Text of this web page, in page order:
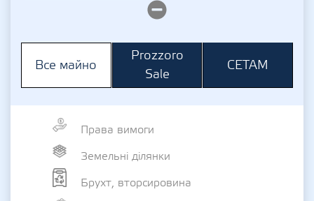
Все майно
Prozzoro
Sale
СЕТАМ
Права вимоги
Земельні ділянки
Брухт, вторсировина